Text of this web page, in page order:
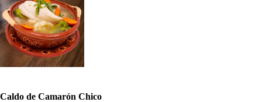
Caldo de Camarón Chico